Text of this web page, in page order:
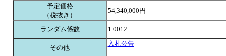
予定価格
（税抜き）
54,340,000円
ランダム係数 1.0012
その他
入札公告